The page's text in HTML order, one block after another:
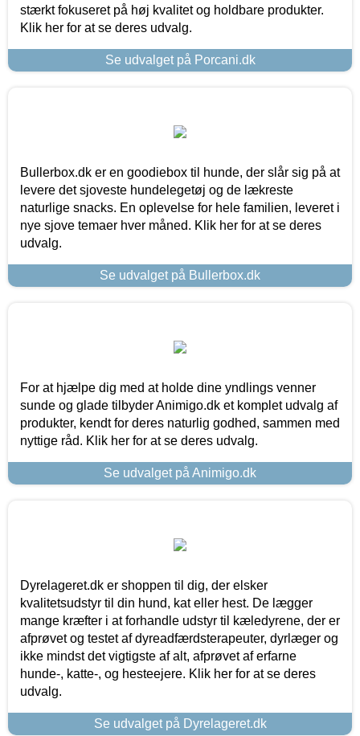
stærkt fokuseret på høj kvalitet og holdbare produkter.
Klik her for at se deres udvalg.
Se udvalget på Porcani.dk
Bullerbox.dk er en goodiebox til hunde, der slår sig på at
levere det sjoveste hundelegetøj og de lækreste
naturlige snacks. En oplevelse for hele familien, leveret i
nye sjove temaer hver måned. Klik her for at se deres
udvalg.
Se udvalget på Bullerbox.dk
For at hjælpe dig med at holde dine yndlings venner
sunde og glade tilbyder Animigo.dk et komplet udvalg af
produkter, kendt for deres naturlig godhed, sammen med
nyttige råd. Klik her for at se deres udvalg.
Se udvalget på Animigo.dk
Dyrelageret.dk er shoppen til dig, der elsker
kvalitetsudstyr til din hund, kat eller hest. De lægger
mange kræfter i at forhandle udstyr til kæledyrene, der er
afprøvet og testet af dyreadfærdsterapeuter, dyrlæger og
ikke mindst det vigtigste af alt, afprøvet af erfarne
hunde-, katte-, og hesteejere. Klik her for at se deres
udvalg.
Se udvalget på Dyrelageret.dk